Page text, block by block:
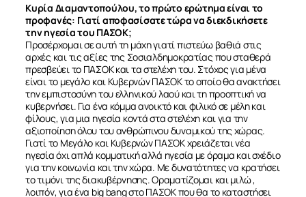
Κυρία Διαμαντοπούλου, το πρώτο ερώτημα είναι το
προφανές: Γιατί αποφασίσατε τώρα να διεκδικήσετε
την ηγεσία του ΠΑΣΟΚ;
Προσέρχομαι σε αυτή τη μάχη γιατί πιστεύω βαθιά στις
αρχές και τις αξίες της Σοσιαλδημοκρατίας που σταθερά
πρεσβεύει το ΠΑΣΟΚ και τα στελέχη του. Στόχος για μένα
είναι το μεγάλο και Κυβερνών ΠΑΣΟΚ το οποίο θα ανακτήσει
την εμπιστοσύνη του ελληνικού λαού και τη προοπτική να
κυβερνήσει. Για ένα κόμμα ανοικτό και φιλικό σε μέλη και
φίλους, για μια ηγεσία κοντά στα στελέχη και για την
αξιοποίηση όλου του ανθρώπινου δυναμικού της χώρας.
Γιατί το Μεγάλο και Κυβερνών ΠΑΣΟΚ χρειάζεται νέα
ηγεσία όχι απλά κομματική αλλά ηγεσία με όραμα και σχέδιο
για την κοινωνία και την χώρα. Με δυνατότητες να κρατήσει
το τιμόνι της διακυβέρνησης. Οραματίζομαι και μιλώ ,
λοιπόν, για ένα big bang στο ΠΑΣΟΚ που θα το καταστήσει